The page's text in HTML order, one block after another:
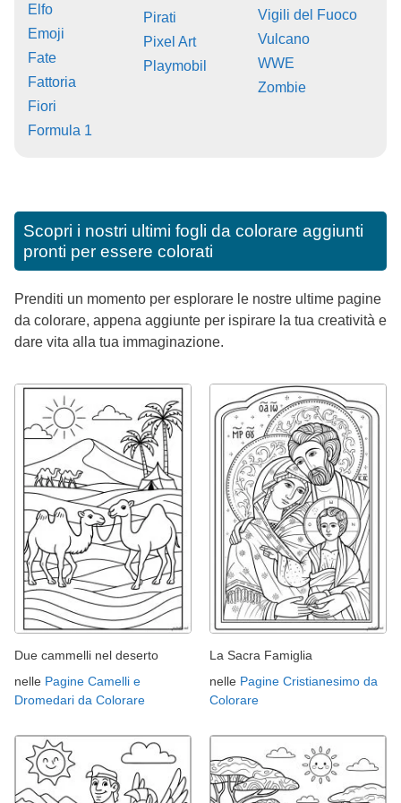
Elfo
Emoji
Fate
Fattoria
Fiori
Formula 1
Pirati
Pixel Art
Playmobil
Vigili del Fuoco
Vulcano
WWE
Zombie
Scopri i nostri ultimi fogli da colorare aggiunti
pronti per essere colorati
Prenditi un momento per esplorare le nostre ultime pagine
da colorare, appena aggiunte per ispirare la tua creatività e
dare vita alla tua immaginazione.
Due cammelli nel deserto
nelle Pagine Camelli e
Dromedari da Colorare
La Sacra Famiglia
nelle Pagine Cristianesimo da
Colorare